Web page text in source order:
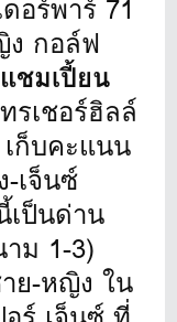
อร์พาร์ 71
ง กอล์ฟ
ชมเปี้ยน
รเชอร์ฮิลล์
ก็บคะแนน
เจ็นซ์
เป็นด่าน
ม 1-3)
ย-หญิง ใน